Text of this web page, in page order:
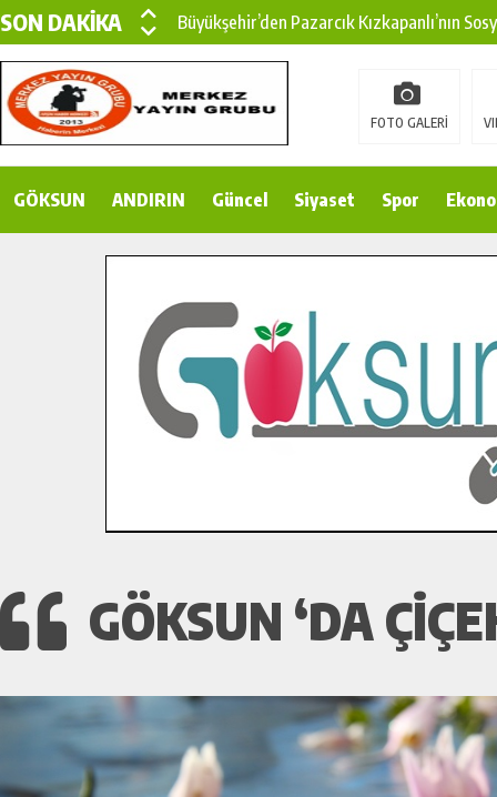
SON DAKİKA
Büyükşehir’den Pazarcık Kızkapanlı’nın
Büyükşehir’den Pazarcık Kırsalına Modern
Çin’den KSÜ’ye Uluslararası Başarı:
Gençler Pusula Maraş Kampında Yeni
İlçe Jandarma Komutanı Karakaya’dan
Bertiz’in Yeni Köprüsünde Sona Doğru.
FOTO GALERİ
GÖKSUN ANDIRIN Güncel Siyaset Spor
GÖKSUN ‘DA